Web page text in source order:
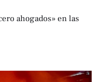
ahogados» en las